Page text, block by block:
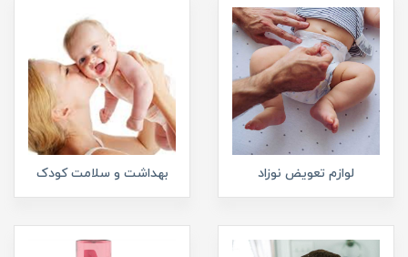
لوازم تعویض نوزاد بهداشت و سلامت کودک